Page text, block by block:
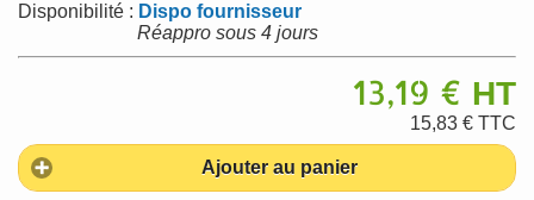
Disponibilité : Dispo fournisseur
Réappro sous 4 jours
13,19 € HT
15,83 € TTC
Ajouter au panier